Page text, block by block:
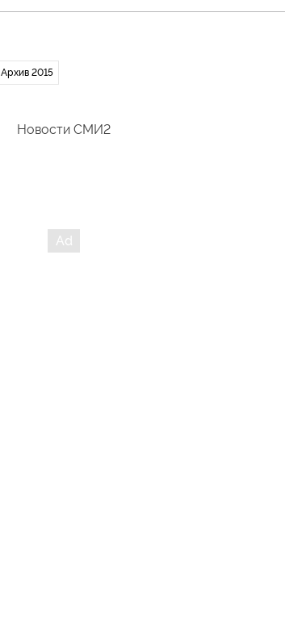
Архив 2015
Новости СМИ2